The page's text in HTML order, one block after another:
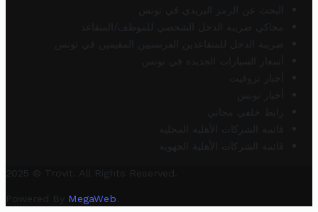
البحث عن الرمز البريدي في تونس
محاكي ضريبة الدخل الشخصي للموظف/المتقاعد
ضريبة الدخل للمتقاعدين الفرنسيين المقيمين في تونس
أسعار السيارات الجديدة في تونس
أخبار تروفيت
أخبار تونس
رابط خلفي مجاني
قائمة الشركات الأهلية المحلية
قائمة الشركات الأهلية الجهوية
2025 © Trovit. All Rights Reserved.
Powered By MegaWeb